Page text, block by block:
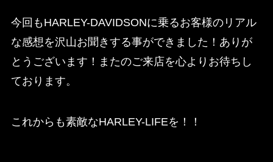
今回もHARLEY-DAVIDSONに乗るお客様のリアル
な感想を沢山お聞きする事ができました！ありが
とうございます！またのご来店を心よりお待ちし
ております。
これからも素敵なHARLEY-LIFEを！！